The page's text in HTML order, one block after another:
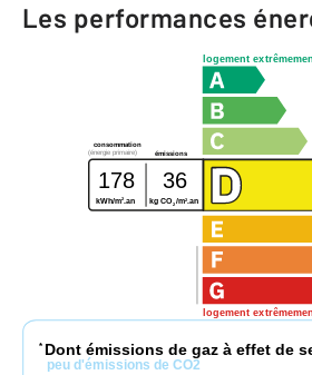
Les performances
logement
logement
consommation
émissions
(énergie primaire)
178 36
kWh/m2.an kg CO2 /m2 .an
* Dont émissions de gaz à effet de
peu d'émissions de CO2